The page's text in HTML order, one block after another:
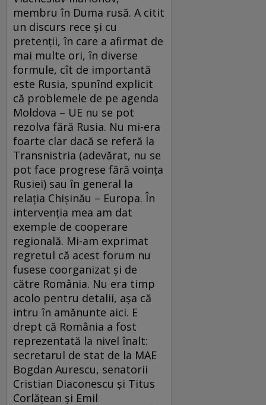
membru în Duma rusă. A citit
un discurs rece şi cu
pretenţii, în care a afirmat de
mai multe ori, în diverse
formule, cît de importantă
este Rusia, spunînd explicit
că problemele de pe agenda
Moldova – UE nu se pot
rezolva fără Rusia. Nu mi-era
foarte clar dacă se referă la
Transnistria (adevărat, nu se
pot face progrese fără voinţa
Rusiei) sau în general la
relaţia Chişinău – Europa. În
intervenţia mea am dat
exemple de cooperare
regională. Mi-am exprimat
regretul că acest forum nu
fusese coorganizat şi de
către România. Nu era timp
acolo pentru detalii, aşa că
intru în amănunte aici. E
drept că România a fost
reprezentată la nivel înalt:
secretarul de stat de la MAE
Bogdan Aurescu, senatorii
Cristian Diaconescu şi Titus
Corlăţean şi Emil